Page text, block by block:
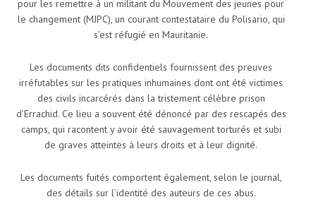
pour les remettre à un militant du Mouvement des jeunes pour
le changement (MJPC), un courant contestataire du Polisario, qui
s’est réfugié en Mauritanie.
Les documents dits confidentiels fournissent des preuves
irréfutables sur les pratiques inhumaines dont ont été victimes
des civils incarcérés dans la tristement célèbre prison
d’Errachid. Ce lieu a souvent été dénoncé par des rescapés des
camps, qui racontent y avoir été sauvagement torturés et subi
de graves atteintes à leurs droits et à leur dignité.
Les documents fuités comportent également, selon le journal,
des détails sur l’identité des auteurs de ces abus.